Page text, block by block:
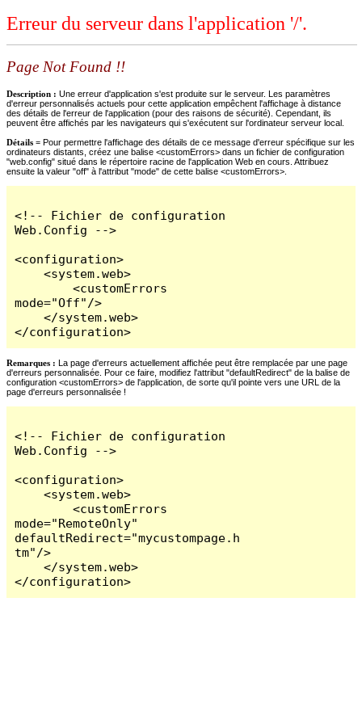
Erreur du serveur dans l'application '/'.
Page Not Found !!
Description : Une erreur d'application s'est produite sur le serveur. Les paramètres
d'erreur personnalisés actuels pour cette application empêchent l'affichage à distance
des détails de l'erreur de l'application (pour des raisons de sécurité). Cependant, ils
peuvent être affichés par les navigateurs qui s'exécutent sur l'ordinateur serveur local.
Détails = Pour permettre l'affichage des détails de ce message d'erreur spécifique sur les
ordinateurs distants, créez une balise <customErrors> dans un fichier de configuration
"web.config" situé dans le répertoire racine de l'application Web en cours. Attribuez
ensuite la valeur "off" à l'attribut "mode" de cette balise <customErrors>.
<!-- Fichier de configuration
Web.Config -->
<configuration>
    <system.web>
        <customErrors
mode="Off"/>
    </system.web>
</configuration>
Remarques : La page d'erreurs actuellement affichée peut être remplacée par une page
d'erreurs personnalisée. Pour ce faire, modifiez l'attribut "defaultRedirect" de la balise de
configuration <customErrors> de l'application, de sorte qu'il pointe vers une URL de la
page d'erreurs personnalisée !
<!-- Fichier de configuration
Web.Config -->
<configuration>
    <system.web>
        <customErrors
mode="RemoteOnly"
defaultRedirect="mycustompage.h
tm"/>
    </system.web>
</configuration>